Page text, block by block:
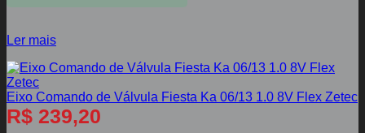
Ler mais
Eixo Comando de Válvula Fiesta Ka 06/13 1.0 8V Flex Zetec
R$ 239,20